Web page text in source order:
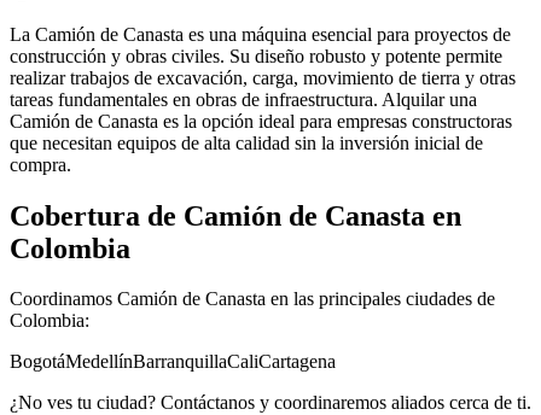
La Camión de Canasta es una máquina esencial para proyectos de
construcción y obras civiles. Su diseño robusto y potente permite
realizar trabajos de excavación, carga, movimiento de tierra y otras
tareas fundamentales en obras de infraestructura. Alquilar una
Camión de Canasta es la opción ideal para empresas constructoras
que necesitan equipos de alta calidad sin la inversión inicial de
compra.
Cobertura de Camión de Canasta en
Colombia
Coordinamos Camión de Canasta en las principales ciudades de
Colombia:
BogotáMedellínBarranquillaCaliCartagena
¿No ves tu ciudad? Contáctanos y coordinaremos aliados cerca de ti.